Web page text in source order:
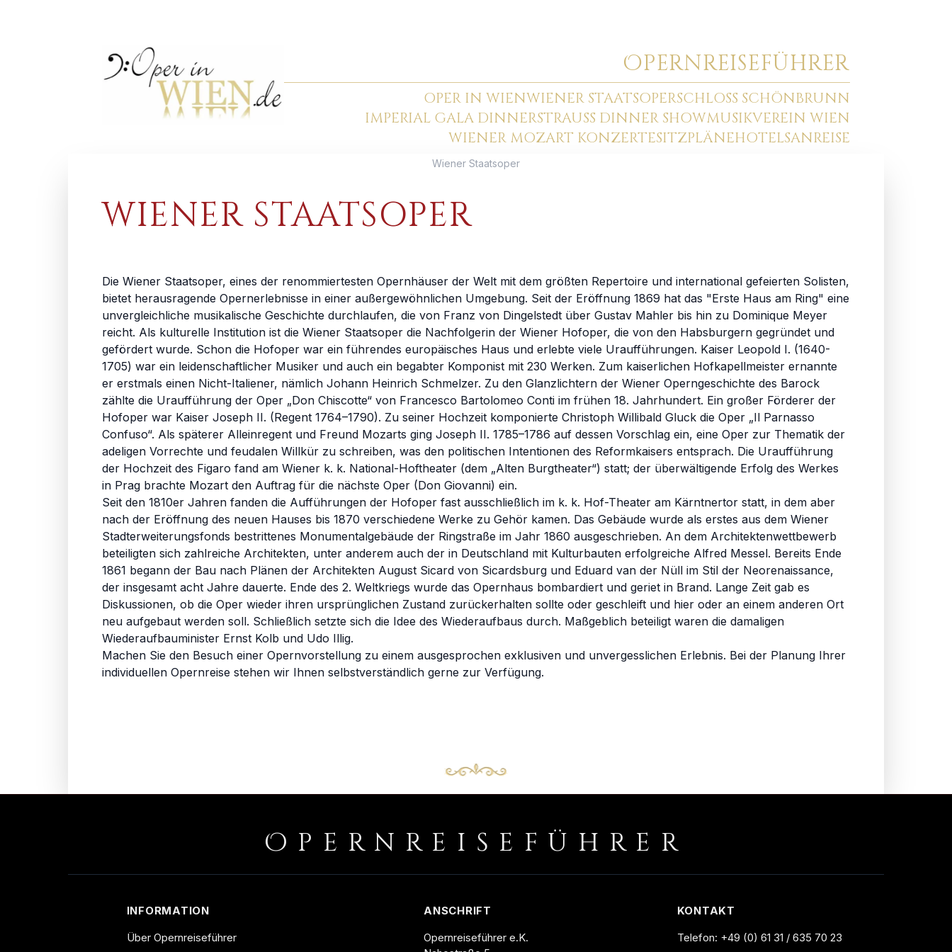
OPERNREISEFÜHRER
OPER IN WIENWIENER STAATSOPERSCHLOSS SCHÖNBRUNN
IMPERIAL GALA DINNERSTRAUSS DINNER SHOWMUSIKVEREIN WIEN
WIENER MOZART KONZERTESITZPLÄNEHOTELSANREISE
Wiener Staatsoper
WIENER STAATSOPER
Die Wiener Staatsoper, eines der renommiertesten Opernhäuser der Welt mit dem größten Repertoire und international gefeierten Solisten,
bietet herausragende Opernerlebnisse in einer außergewöhnlichen Umgebung. Seit der Eröffnung 1869 hat das "Erste Haus am Ring" eine
unvergleichliche musikalische Geschichte durchlaufen, die von Franz von Dingelstedt über Gustav Mahler bis hin zu Dominique Meyer
reicht. Als kulturelle Institution ist die Wiener Staatsoper die Nachfolgerin der Wiener Hofoper, die von den Habsburgern gegründet und
gefördert wurde. Schon die Hofoper war ein führendes europäisches Haus und erlebte viele Uraufführungen. Kaiser Leopold I. (1640-
1705) war ein leidenschaftlicher Musiker und auch ein begabter Komponist mit 230 Werken. Zum kaiserlichen Hofkapellmeister ernannte
er erstmals einen Nicht-Italiener, nämlich Johann Heinrich Schmelzer. Zu den Glanzlichtern der Wiener Operngeschichte des Barock
zählte die Uraufführung der Oper „Don Chiscotte“ von Francesco Bartolomeo Conti im frühen 18. Jahrhundert. Ein großer Förderer der
Hofoper war Kaiser Joseph II. (Regent 1764–1790). Zu seiner Hochzeit komponierte Christoph Willibald Gluck die Oper „Il Parnasso
Confuso“. Als späterer Alleinregent und Freund Mozarts ging Joseph II. 1785–1786 auf dessen Vorschlag ein, eine Oper zur Thematik der
adeligen Vorrechte und feudalen Willkür zu schreiben, was den politischen Intentionen des Reformkaisers entsprach. Die Uraufführung
der Hochzeit des Figaro fand am Wiener k. k. National-Hoftheater (dem „Alten Burgtheater“) statt; der überwältigende Erfolg des Werkes
in Prag brachte Mozart den Auftrag für die nächste Oper (Don Giovanni) ein.
Seit den 1810er Jahren fanden die Aufführungen der Hofoper fast ausschließlich im k. k. Hof-Theater am Kärntnertor statt, in dem aber
nach der Eröffnung des neuen Hauses bis 1870 verschiedene Werke zu Gehör kamen. Das Gebäude wurde als erstes aus dem Wiener
Stadterweiterungsfonds bestrittenes Monumentalgebäude der Ringstraße im Jahr 1860 ausgeschrieben. An dem Architektenwettbewerb
beteiligten sich zahlreiche Architekten, unter anderem auch der in Deutschland mit Kulturbauten erfolgreiche Alfred Messel. Bereits Ende
1861 begann der Bau nach Plänen der Architekten August Sicard von Sicardsburg und Eduard van der Nüll im Stil der Neorenaissance,
der insgesamt acht Jahre dauerte. Ende des 2. Weltkriegs wurde das Opernhaus bombardiert und geriet in Brand. Lange Zeit gab es
Diskussionen, ob die Oper wieder ihren ursprünglichen Zustand zurückerhalten sollte oder geschleift und hier oder an einem anderen Ort
neu aufgebaut werden soll. Schließlich setzte sich die Idee des Wiederaufbaus durch. Maßgeblich beteiligt waren die damaligen
Wiederaufbauminister Ernst Kolb und Udo Illig.
Machen Sie den Besuch einer Opernvorstellung zu einem ausgesprochen exklusiven und unvergesslichen Erlebnis. Bei der Planung Ihrer
individuellen Opernreise stehen wir Ihnen selbstverständlich gerne zur Verfügung.
O PERNREISEFÜHRER
INFORMATION
Über Opernreiseführer
ANSCHRIFT
Opernreiseführer e.K.
KONTAKT
Telefon: +49 (0) 61 31 / 635 70 23